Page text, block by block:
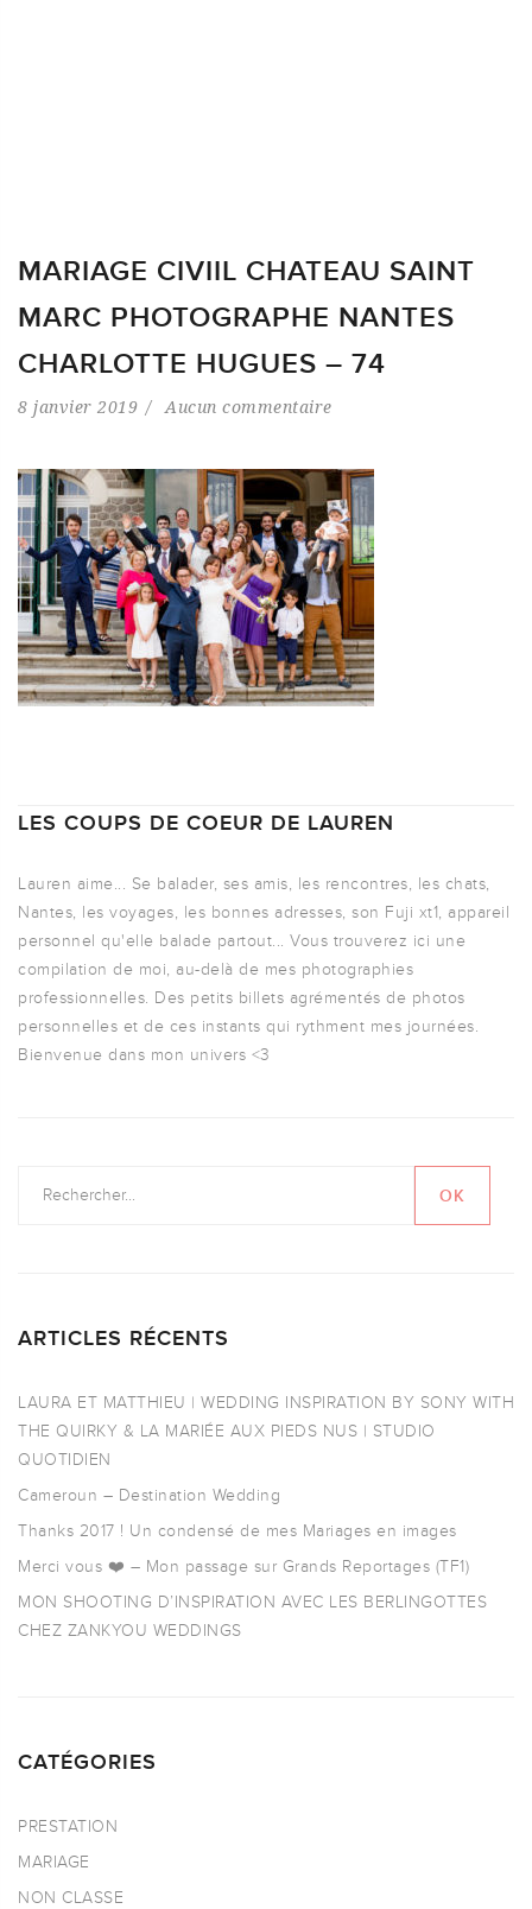
MARIAGE CIVIIL CHATEAU SAINT
MARC PHOTOGRAPHE NANTES
CHARLOTTE HUGUES – 74
8 janvier 2019 Aucun commentaire
LES COUPS DE COEUR DE LAUREN
Lauren aime... Se balader, ses amis, les rencontres, les chats,
Nantes, les voyages, les bonnes adresses, son Fuji xt1, appareil
personnel qu'elle balade partout... Vous trouverez ici une
compilation de moi, au-delà de mes photographies
professionnelles. Des petits billets agrémentés de photos
personnelles et de ces instants qui rythment mes journées.
Bienvenue dans mon univers <3
ARTICLES RÉCENTS
LAURA ET MATTHIEU | WEDDING INSPIRATION BY SONY WITH
THE QUIRKY & LA MARIÉE AUX PIEDS NUS | STUDIO
QUOTIDIEN
Cameroun – Destination Wedding
Thanks 2017 ! Un condensé de mes Mariages en images
Merci vous ❤️ – Mon passage sur Grands Reportages (TF1)
MON SHOOTING D’INSPIRATION AVEC LES BERLINGOTTES
CHEZ ZANKYOU WEDDINGS
CATÉGORIES
PRESTATION
MARIAGE
NON CLASSE